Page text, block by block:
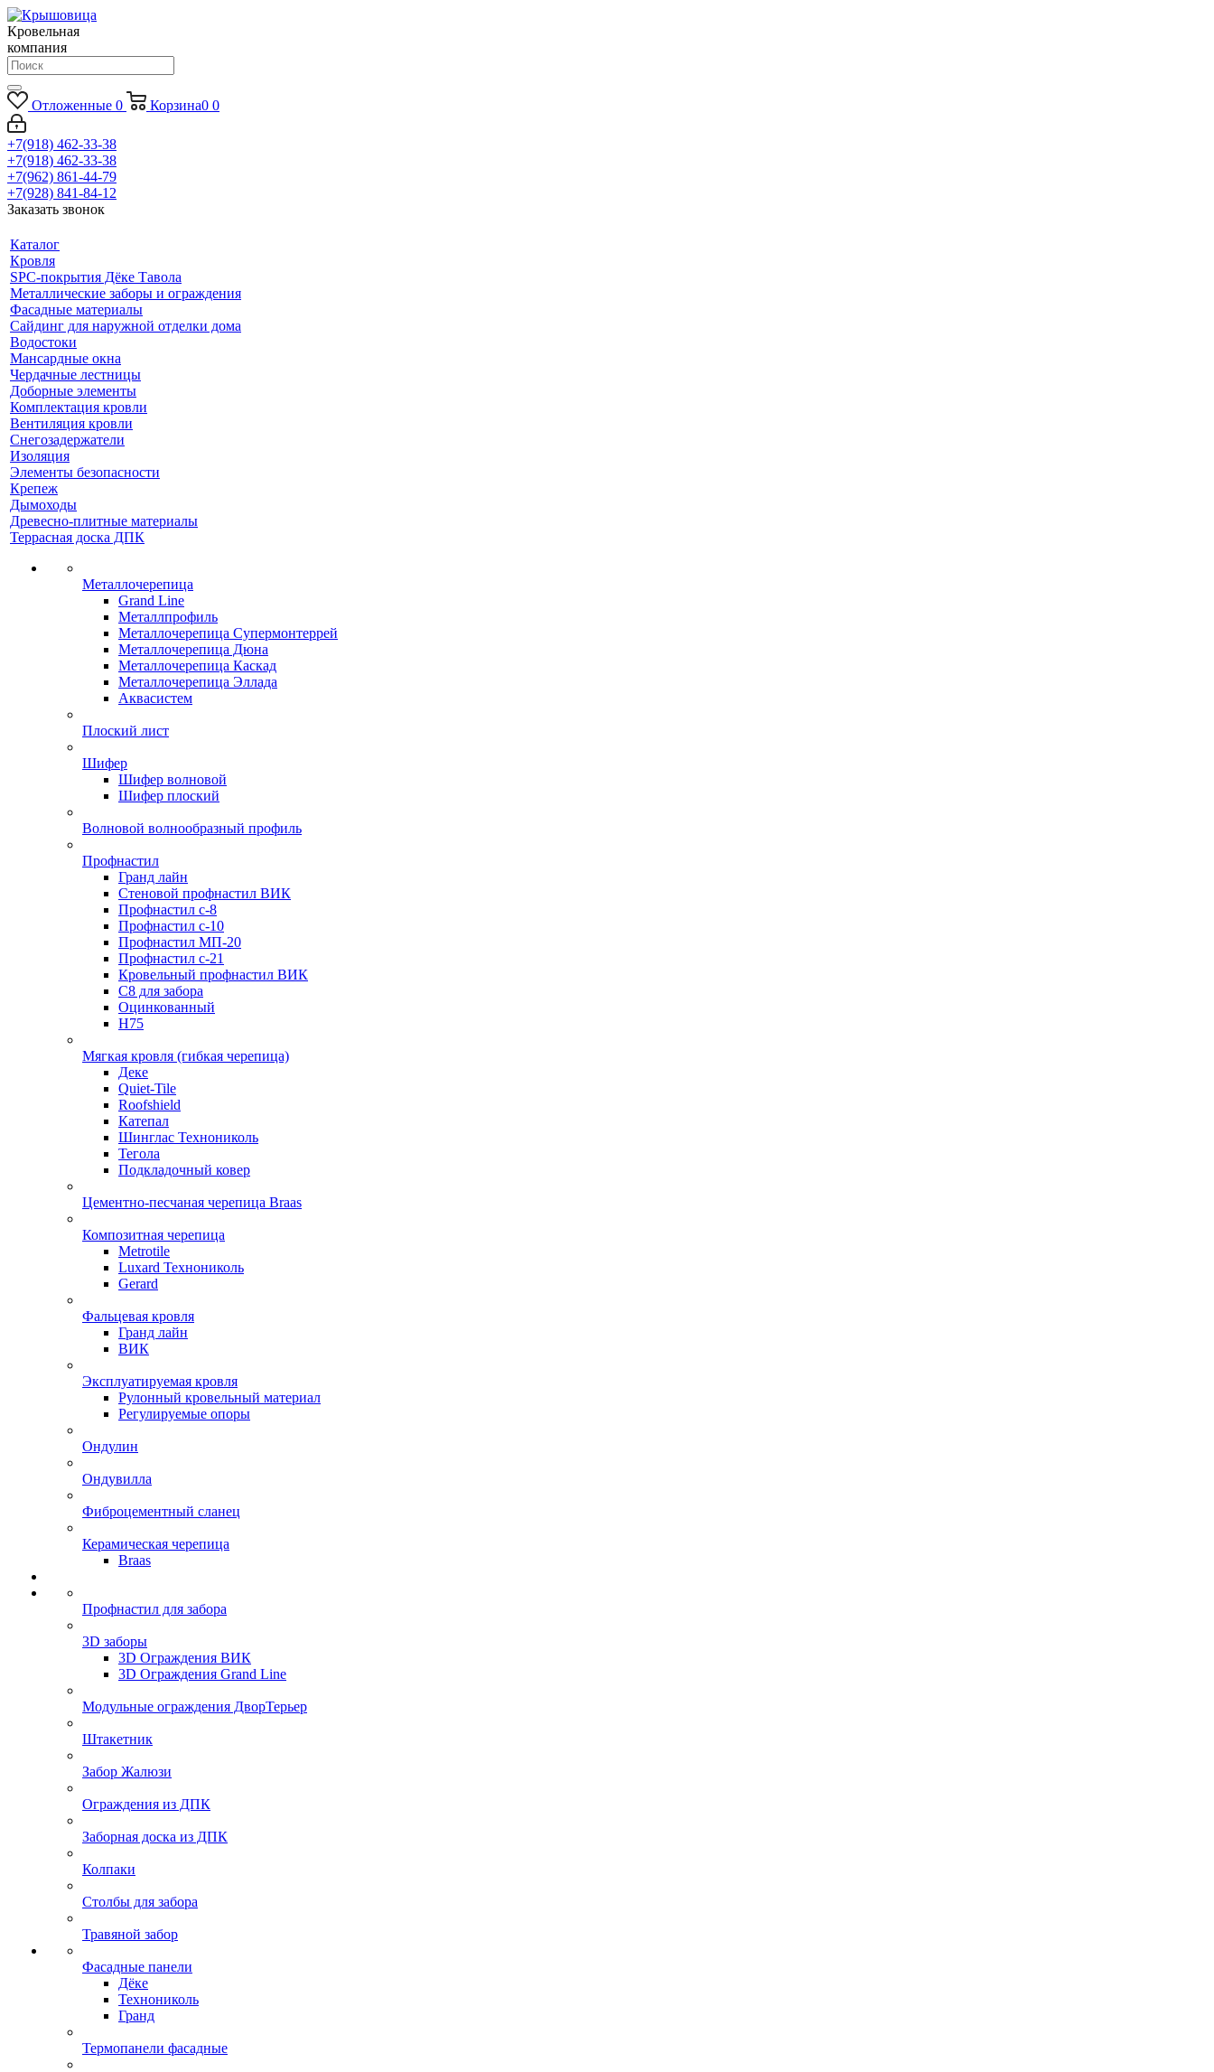
Кровельная
компания
Отложенные 0 Корзина0 0
+7(918) 462-33-38
+7(918) 462-33-38
+7(962) 861-44-79
+7(928) 841-84-12
Заказать звонок
Каталог
Кровля
SPC-покрытия Дёке Тавола
Металлические заборы и ограждения
Фасадные материалы
Сайдинг для наружной отделки дома
Водостоки
Мансардные окна
Чердачные лестницы
Доборные элементы
Комплектация кровли
Вентиляция кровли
Снегозадержатели
Изоляция
Элементы безопасности
Крепеж
Дымоходы
Древесно-плитные материалы
Террасная доска ДПК
Металлочерепица
Grand Line
Металлпрофиль
Металлочерепица Супермонтеррей
Металлочерепица Дюна
Металлочерепица Каскад
Металлочерепица Эллада
Аквасистем
Плоский лист
Шифер
Шифер волновой
Шифер плоский
Волновой волнообразный профиль
Профнастил
Гранд лайн
Стеновой профнастил ВИК
Профнастил с-8
Профнастил с-10
Профнастил МП-20
Профнастил с-21
Кровельный профнастил ВИК
С8 для забора
Оцинкованный
Н75
Мягкая кровля (гибкая черепица)
Деке
Quiet-Tile
Roofshield
Катепал
Шинглас Технониколь
Тегола
Подкладочный ковер
Цементно-песчаная черепица Braas
Композитная черепица
Metrotile
Luxard Технониколь
Gerard
Фальцевая кровля
Гранд лайн
ВИК
Эксплуатируемая кровля
Рулонный кровельный материал
Регулируемые опоры
Ондулин
Ондувилла
Фиброцементный сланец
Керамическая черепица
Braas
Профнастил для забора
3D заборы
3D Ограждения ВИК
3D Ограждения Grand Line
Модульные ограждения ДворТерьер
Штакетник
Забор Жалюзи
Ограждения из ДПК
Заборная доска из ДПК
Колпаки
Столбы для забора
Травяной забор
Фасадные панели
Дёке
Технониколь
Гранд
Термопанели фасадные